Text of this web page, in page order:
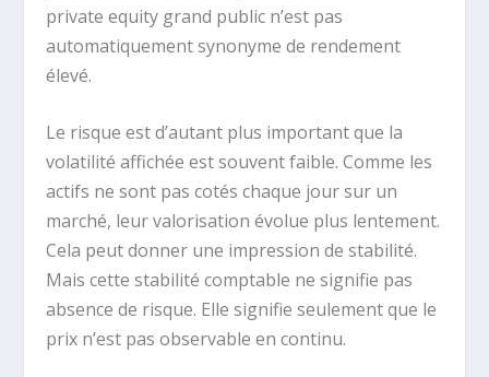
private equity grand public n’est pas
automatiquement synonyme de rendement
élevé.
Le risque est d’autant plus important que la
volatilité affichée est souvent faible. Comme les
actifs ne sont pas cotés chaque jour sur un
marché, leur valorisation évolue plus lentement.
Cela peut donner une impression de stabilité.
Mais cette stabilité comptable ne signifie pas
absence de risque. Elle signifie seulement que le
prix n’est pas observable en continu.